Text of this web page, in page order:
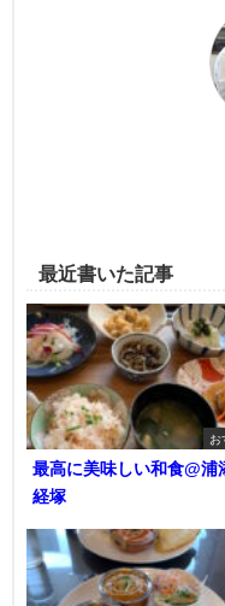
最近書いた記事
お
最高に美味しい和食@浦
経塚